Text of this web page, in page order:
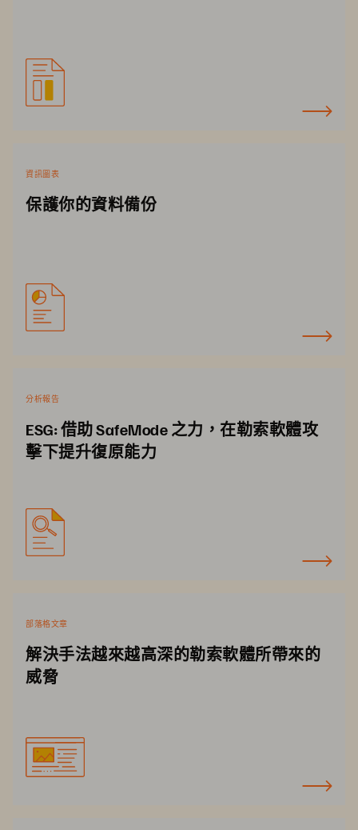
資訊圖表
保護你的資料備份
分析報告
ESG: 借助 SafeMode 之力，在勒索軟體攻
擊下提升復原能力
部落格文章
解決手法越來越高深的勒索軟體所帶來的
威脅